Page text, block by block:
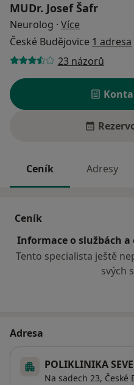
MUDr. Josef Šafr
Neurolog · Více
České Budějovice 1 adresa
23 názorů
Ceník Adresy
Ceník
Informace o službách
Tento specialista ještě
svých
Adresa
POLIKLINIKA
Na sadech 23, České